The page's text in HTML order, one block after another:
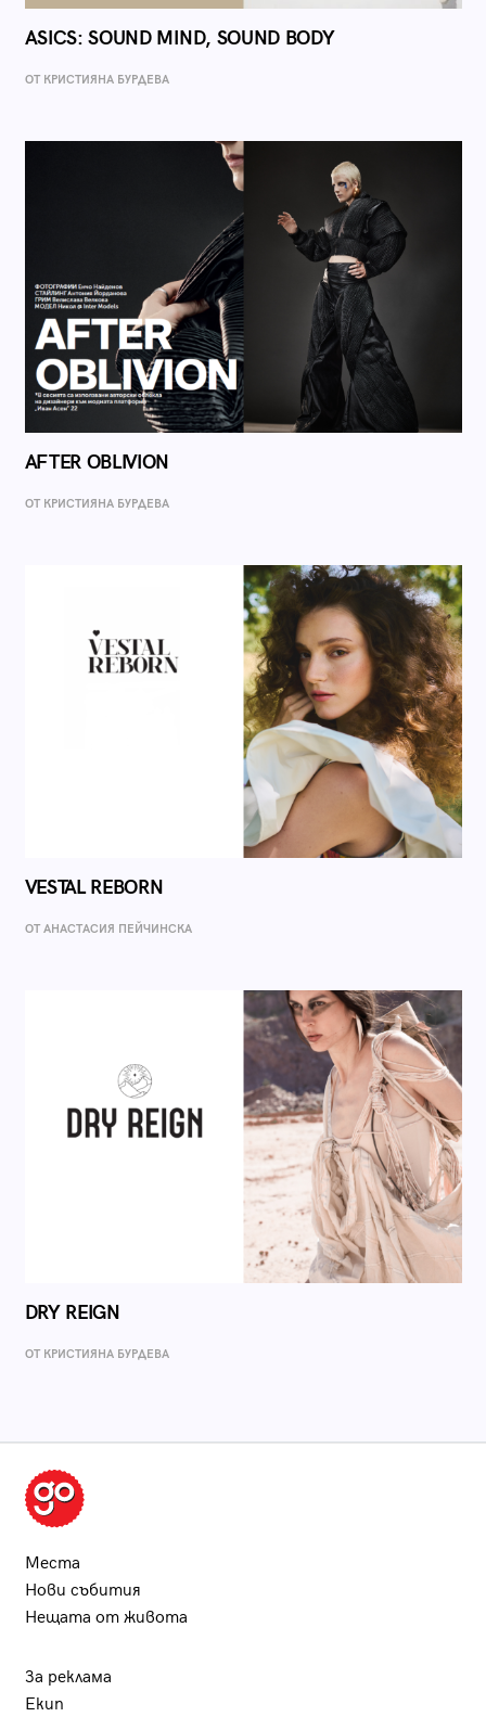
ASICS: SOUND MIND, SOUND BODY
ОТ КРИСТИЯНА БУРДЕВА
AFTER OBLIVION
ОТ КРИСТИЯНА БУРДЕВА
VESTAL REBORN
ОТ AНАСТАСИЯ ПЕЙЧИНСКА
DRY REIGN
ОТ КРИСТИЯНА БУРДЕВА
Места
Нови събития
Нещата от живота
За реклама
Екип